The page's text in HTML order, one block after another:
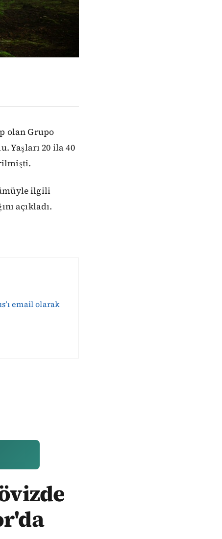
olan Grupo
Yaşları 20 ila 40
ilgili
açıkladı.
email olarak